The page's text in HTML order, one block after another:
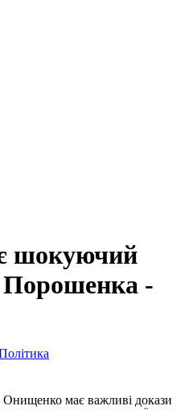
шокуючий
-
має важливі докази